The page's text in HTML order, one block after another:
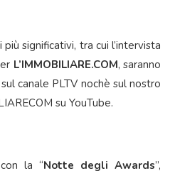
significativi, tra cui l’intervista
L’IMMOBILIARE.COM, saranno
canale PLTV nochè sul nostro
su YouTube.
la “Notte degli Awards”,